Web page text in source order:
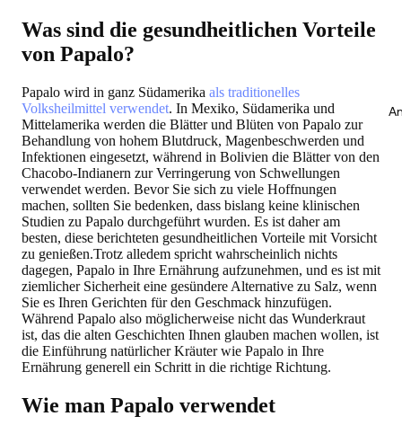
Was sind die gesundheitlichen Vorteile
von Papalo?
Papalo wird in ganz Südamerika als traditionelles
Volksheilmittel verwendet. In Mexiko, Südamerika und
Mittelamerika werden die Blätter und Blüten von Papalo zur
Behandlung von hohem Blutdruck, Magenbeschwerden und
Infektionen eingesetzt, während in Bolivien die Blätter von den
Chacobo-Indianern zur Verringerung von Schwellungen
verwendet werden. Bevor Sie sich zu viele Hoffnungen
machen, sollten Sie bedenken, dass bislang keine klinischen
Studien zu Papalo durchgeführt wurden. Es ist daher am
besten, diese berichteten gesundheitlichen Vorteile mit Vorsicht
zu genießen.Trotz alledem spricht wahrscheinlich nichts
dagegen, Papalo in Ihre Ernährung aufzunehmen, und es ist mit
ziemlicher Sicherheit eine gesündere Alternative zu Salz, wenn
Sie es Ihren Gerichten für den Geschmack hinzufügen.
Während Papalo also möglicherweise nicht das Wunderkraut
ist, das die alten Geschichten Ihnen glauben machen wollen, ist
die Einführung natürlicher Kräuter wie Papalo in Ihre
Ernährung generell ein Schritt in die richtige Richtung.
Wie man Papalo verwendet